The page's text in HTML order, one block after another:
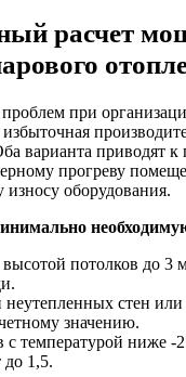
расчет
при
варианта приводят к
прогреву
оборудования.
высотой потолков до 3
стен или
значению.
с температурой ниже -
1,5.